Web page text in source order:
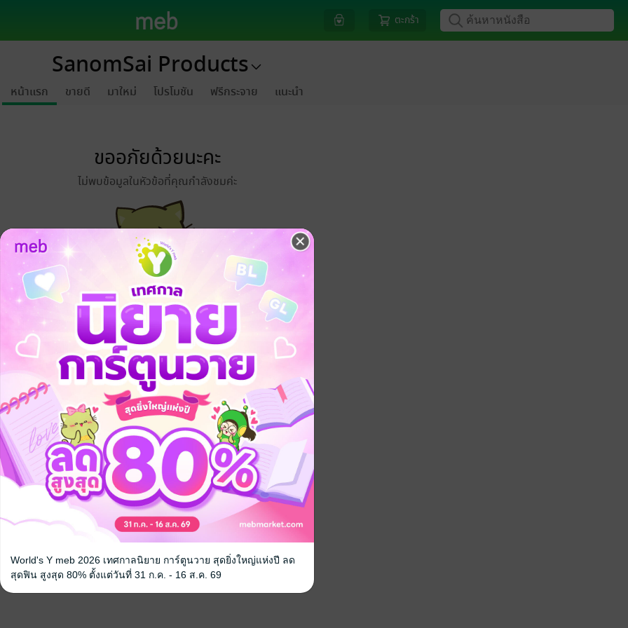
ตะกร้า
SanomSai Products
หน้าแรก ขายดี มาใหม่ โปรโมชัน ฟรีกระจาย แนะนำ
ขออภัยด้วยนะคะ
ไม่พบข้อมูลในหัวข้อที่คุณกำลังชมค่ะ
World's Y meb 2026 เทศกาลนิยาย การ์ตูนวาย สุดยิ่งใหญ่แห่งปี ลด
สุดฟิน สูงสุด 80% ตั้งแต่วันที่ 31 ก.ค. - 16 ส.ค. 69